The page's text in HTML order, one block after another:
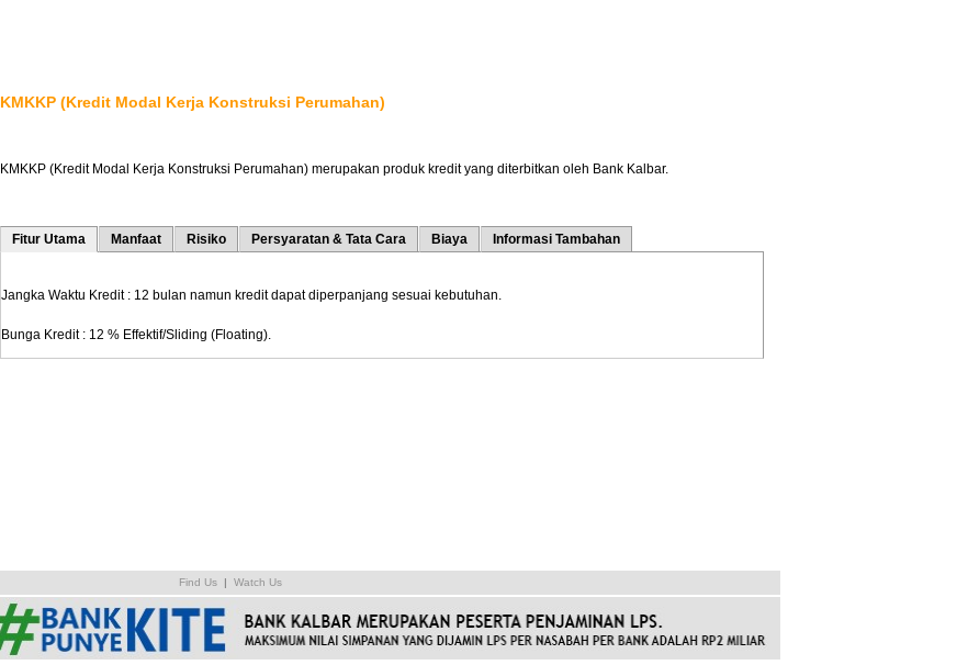
KMKKP (Kredit Modal Kerja Konstruksi Perumahan)
KMKKP (Kredit Modal Kerja Konstruksi Perumahan) merupakan produk kredit yang diterbitkan oleh Bank Kalbar.
Fitur Utama Manfaat Risiko Persyaratan & Tata Cara Biaya Informasi Tambahan
Jangka Waktu Kredit : 12 bulan namun kredit dapat diperpanjang sesuai kebutuhan.
Bunga Kredit : 12 % Effektif/Sliding (Floating).
Find Us | Watch Us